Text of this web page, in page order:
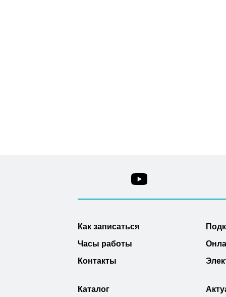
Как записаться
Часы работы
Контакты
Каталог